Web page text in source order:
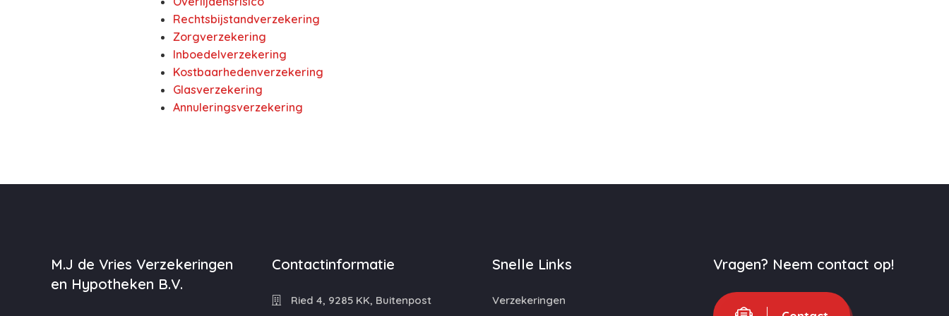
Rechtsbijstandverzekering
Zorgverzekering
Inboedelverzekering
Kostbaarhedenverzekering
Glasverzekering
Annuleringsverzekering
M.J de Vries Verzekeringen
en Hypotheken B.V.
Contactinformatie
Ried 4, 9285 KK, Buitenpost
Snelle Links
Verzekeringen
Vragen? Neem contact op!